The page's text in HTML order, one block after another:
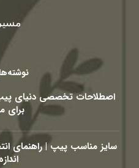
اصطلاحات تخصصی دنیای
برای
سایز مناسب پیپ | راهنمای